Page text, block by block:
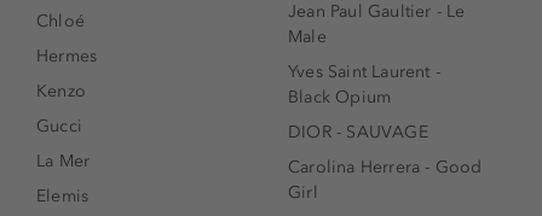
Chloé
Hermes
Kenzo
Gucci
La Mer
Elemis
Jean Paul Gaultier - Le
Male
Yves Saint Laurent -
Black Opium
DIOR - SAUVAGE
Carolina Herrera - Good
Girl